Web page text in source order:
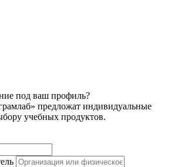
под ваш профиль?
предложат индивидуальные
учебных продуктов.